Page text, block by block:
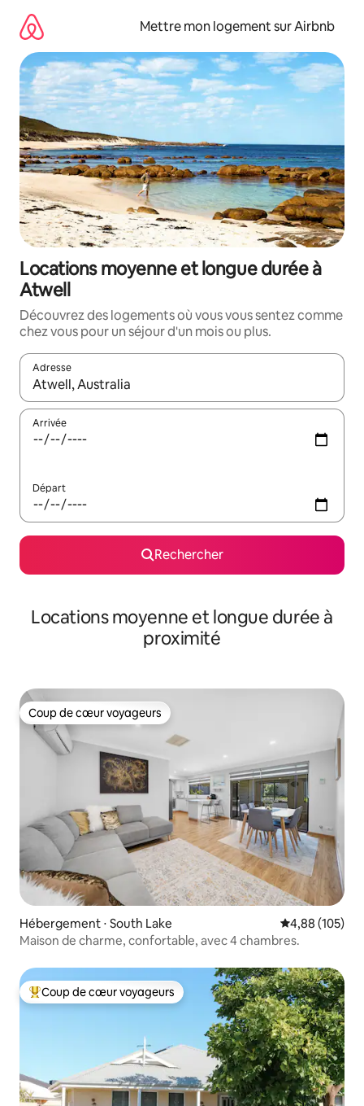
directement
contenu
Mettre mon logement sur Airbnb
Locations moyenne et longue durée à
Atwell
Découvrez des logements où vous vous sentez comme
chez vous pour un séjour d'un mois ou plus.
Adresse
Lorsque les résultats s'affichent, utilisez les flèches vers le
Arrivée
Départ
Rechercher
Locations moyenne et longue durée à
proximité
Coup de cœur voyageurs
Coup de cœur voyageurs
Hébergement ⋅ South Lake Évaluation
4,88 (105)
Maison de charme, confortable, avec 4 chambres.
Coups de cœur voyageurs les plus appréciés
Coup de cœur voyageurs